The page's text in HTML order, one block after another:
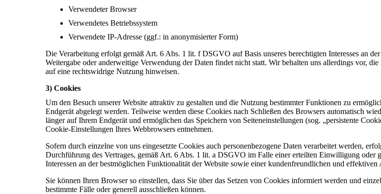
Verwendeter Browser
Verwendetes Betriebssystem
Verwendete IP-Adresse (ggf.: in anonymisierter Form)
Die Verarbeitung erfolgt gemäß Art. 6 Abs. 1 lit. f DSGVO auf Basis unseres berechtigten Interesses an
Weitergabe oder anderweitige Verwendung der Daten findet nicht statt. Wir behalten uns allerdings vor,
auf eine rechtswidrige Nutzung hinweisen.
3) Cookies
Um den Besuch unserer Website attraktiv zu gestalten und die Nutzung bestimmter Funktionen zu
Endgerät abgelegt werden. Teilweise werden diese Cookies nach Schließen des Browsers automatisch
länger auf Ihrem Endgerät und ermöglichen das Speichern von Seiteneinstellungen (sog. „persistente
Cookie-Einstellungen Ihres Webbrowsers entnehmen.
Sofern durch einzelne von uns eingesetzte Cookies auch personenbezogene Daten verarbeitet werden,
Durchführung des Vertrages, gemäß Art. 6 Abs. 1 lit. a DSGVO im Falle einer erteilten Einwilligung
Interessen an der bestmöglichen Funktionalität der Website sowie einer kundenfreundlichen und effektiven
Sie können Ihren Browser so einstellen, dass Sie über das Setzen von Cookies informiert werden und
bestimmte Fälle oder generell ausschließen können.